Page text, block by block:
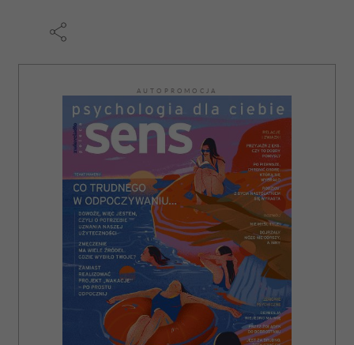
AUTOPROMOCJA